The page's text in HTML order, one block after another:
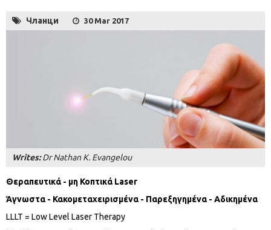
Чланци 30 Mar 2017
Writes:Dr Nathan K. Evangelou
Θεραπευτικά - μη Κοπτικά Laser
Άγνωστα - Κακομεταχειρισμένα - Παρεξηγημένα - Αδικημένα
LLLT = Low Level Laser Therapy